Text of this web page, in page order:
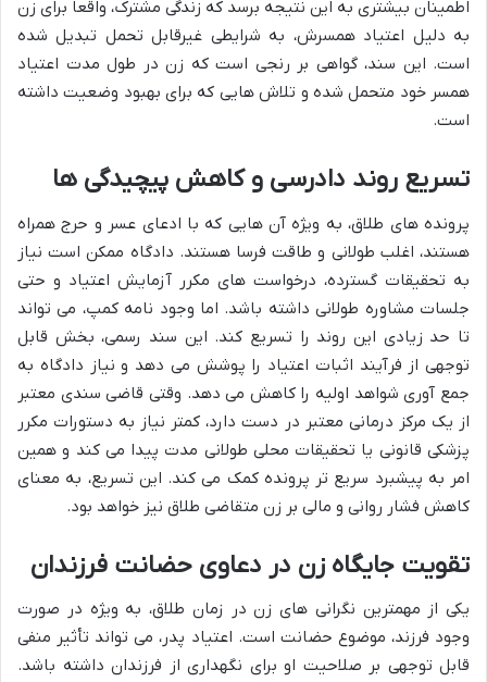
اطمینان بیشتری به این نتیجه برسد که زندگی مشترک، واقعاً برای زن
به دلیل اعتیاد همسرش، به شرایطی غیرقابل تحمل تبدیل شده
است. این سند، گواهی بر رنجی است که زن در طول مدت اعتیاد
همسر خود متحمل شده و تلاش هایی که برای بهبود وضعیت داشته
است.
تسریع روند دادرسی و کاهش پیچیدگی ها
پرونده های طلاق، به ویژه آن هایی که با ادعای عسر و حرج همراه
هستند، اغلب طولانی و طاقت فرسا هستند. دادگاه ممکن است نیاز
به تحقیقات گسترده، درخواست های مکرر آزمایش اعتیاد و حتی
جلسات مشاوره طولانی داشته باشد. اما وجود نامه کمپ، می تواند
تا حد زیادی این روند را تسریع کند. این سند رسمی، بخش قابل
توجهی از فرآیند اثبات اعتیاد را پوشش می دهد و نیاز دادگاه به
جمع آوری شواهد اولیه را کاهش می دهد. وقتی قاضی سندی معتبر
از یک مرکز درمانی معتبر در دست دارد، کمتر نیاز به دستورات مکرر
پزشکی قانونی یا تحقیقات محلی طولانی مدت پیدا می کند و همین
امر به پیشبرد سریع تر پرونده کمک می کند. این تسریع، به معنای
کاهش فشار روانی و مالی بر زن متقاضی طلاق نیز خواهد بود.
تقویت جایگاه زن در دعاوی حضانت فرزندان
یکی از مهمترین نگرانی های زن در زمان طلاق، به ویژه در صورت
وجود فرزند، موضوع حضانت است. اعتیاد پدر، می تواند تأثیر منفی
قابل توجهی بر صلاحیت او برای نگهداری از فرزندان داشته باشد.